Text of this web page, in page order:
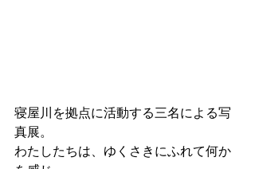
寝屋川を拠点に活動する三名による写
真展。
わたしたちは、ゆくさきにふれて何か